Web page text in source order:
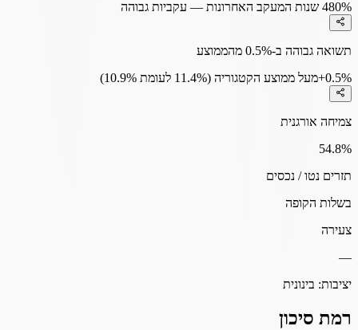
80%4 שנות המעקב האחרונות — עקביות גבוהה
תשואה גבוהה ב-0.5% מהממוצע
+0.5%מעל ממוצע הקטגוריה (11.4% לעומת 10.9%)
צמיחה אורגנית
54.8%
תזרים נטו / נכסים
בשלות הקופה
צעירה
—
יציבות: בינונית
רמת סיכון